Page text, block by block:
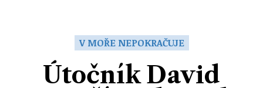
Ekonomika
V MOŘE NEPOKRAČUJE
Útočník David